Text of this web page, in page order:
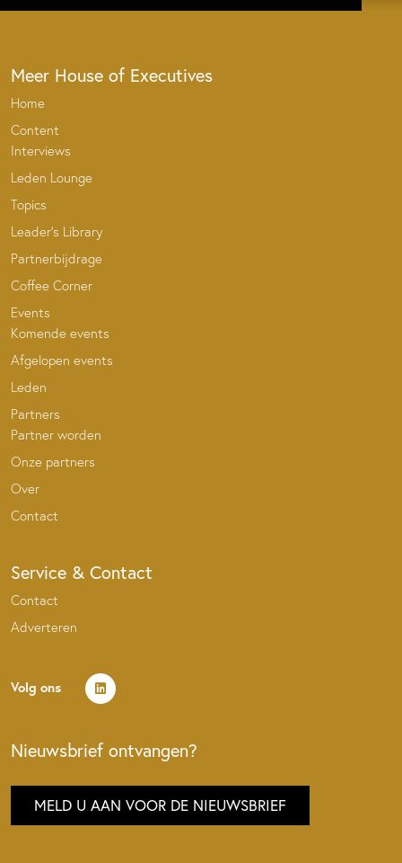
Meer House of Executives
Home
Content
Interviews
Leden Lounge
Topics
Leader’s Library
Partnerbijdrage
Coffee Corner
Events
Komende events
Afgelopen events
Leden
Partners
Partner worden
Onze partners
Over
Contact
Service & Contact
Contact
Adverteren
Volg ons
Nieuwsbrief ontvangen?
MELD U AAN VOOR DE NIEUWSBRIEF